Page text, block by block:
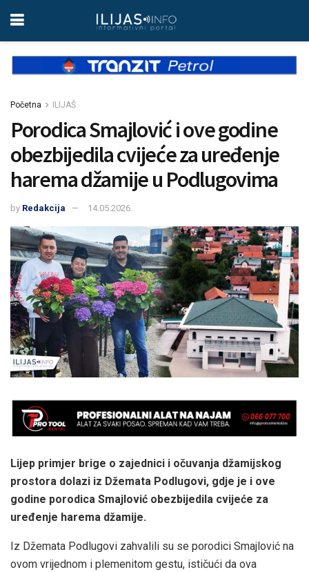
Početna ILIJAŠ
Porodica Smajlović i ove godine
obezbijedila cvijeće za uređenje
harema džamije u Podlugovima
by Redakcija 14.05.2026.
Lijep primjer brige o zajednici i očuvanja džamijskog
prostora dolazi iz Džemata Podlugovi, gdje je i ove
godine porodica Smajlović obezbijedila cvijeće za
uređenje harema džamije.
Iz Džemata Podlugovi zahvalili su se porodici Smajlović na
ovom vrijednom i plemenitom gestu, ističući da ova